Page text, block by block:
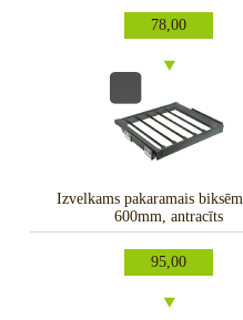
78,00
Izvelkams pakaramais
600mm, antracīts
95,00